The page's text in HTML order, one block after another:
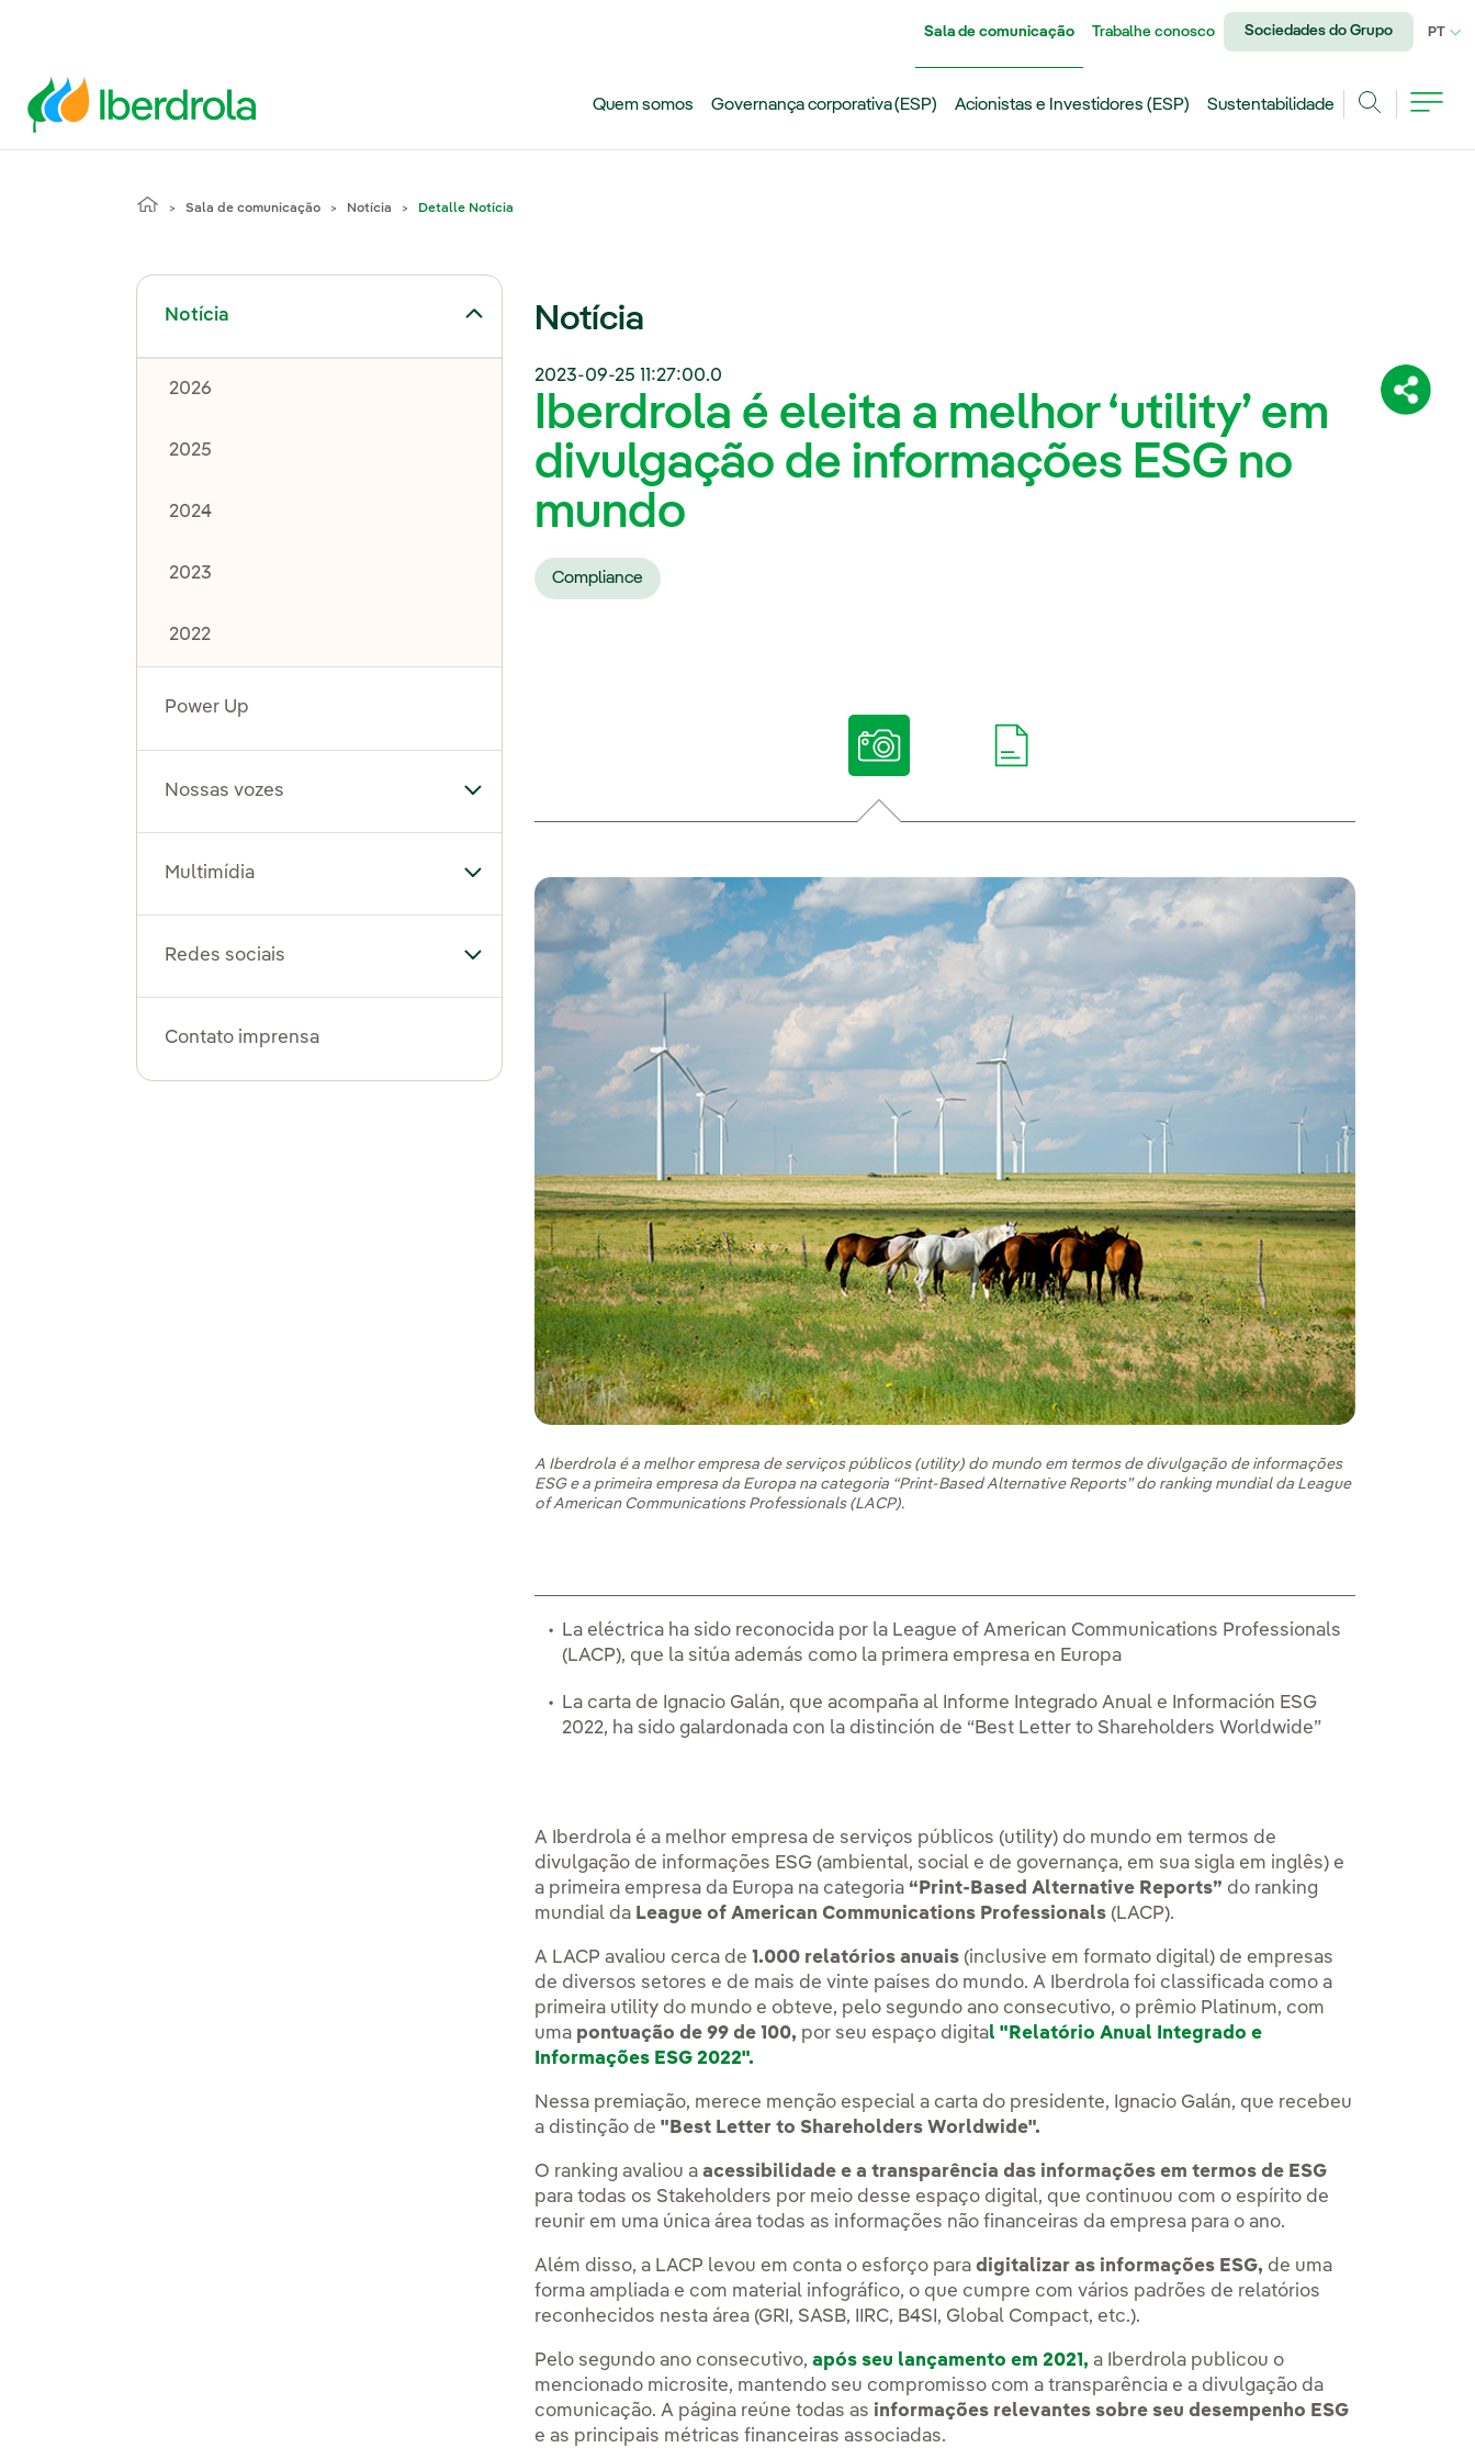
Sala de comunicação Trabalhe conosco Sociedades do Grupo PT
Quem somos Governança corporativa (ESP) Acionistas e Investidores (ESP)
Sustentabilidade
Sala de comunicação Notícia Detalle Notícia
Notícia
Alternar submenu de Notícia
2026
2025
2024
2023
2022
Power Up
Nossas vozes Alternar submenu de Nossas vozes
Multimídia Alternar submenu de Multimídia
Redes sociais Alternar submenu de Redes sociais
Contato imprensa
Notícia
2023-09-25 11:27:00.0
Iberdrola é eleita a melhor ‘utility’ em
divulgação de informações ESG no
mundo
Compliance
A Iberdrola é a melhor empresa de serviços públicos (utility) do mundo em termos de divulgação de informações
ESG e a primeira empresa da Europa na categoria “Print-Based Alternative Reports” do ranking mundial da League
of American Communications Professionals (LACP).
La eléctrica ha sido reconocida por la League of American Communications Professionals
(LACP), que la sitúa además como la primera empresa en Europa
La carta de Ignacio Galán, que acompaña al Informe Integrado Anual e Información ESG
2022, ha sido galardonada con la distinción de “Best Letter to Shareholders Worldwide”
A Iberdrola é a melhor empresa de serviços públicos (utility) do mundo em termos de
divulgação de informações ESG (ambiental, social e de governança, em sua sigla em inglês) e
a primeira empresa da Europa na categoria“Print-Based Alternative Reports” do ranking
mundial da League of American Communications Professionals (LACP).
A LACP avaliou cerca de1.000 relatórios anuais (inclusive em formato digital) de empresas
de diversos setores e de mais de vinte países do mundo. A Iberdrola foi classificada como a
primeira utility do mundo e obteve, pelo segundo ano consecutivo, o prêmio Platinum, com
uma pontuação de 99 de 100, por seu espaço digital "Relatório Anual Integrado e
Informações ESG 2022".
Nessa premiação, merece menção especial a carta do presidente, Ignacio Galán, que recebeu
a distinção de"Best Letter to Shareholders Worldwide".
O ranking avaliou aacessibilidade e a transparência das informações em termos de ESG
para todas os Stakeholders por meio desse espaço digital, que continuou com o espírito de
reunir em uma única área todas as informações não financeiras da empresa para o ano.
Além disso, a LACP levou em conta o esforço paradigitalizar as informações ESG, de uma
forma ampliada e com material infográfico, o que cumpre com vários padrões de relatórios
reconhecidos nesta área (GRI, SASB, IIRC, B4SI, Global Compact, etc.).
Pelo segundo ano consecutivo,após seu lançamento em 2021, a Iberdrola publicou o
mencionado microsite, mantendo seu compromisso com a transparência e a divulgação da
comunicação. A página reúne todas as informações relevantes sobre seu desempenho ESG
e as principais métricas financeiras associadas.